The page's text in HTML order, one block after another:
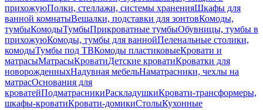
прихожуюПолки, стеллажи, системы храненияШкафы для
ванной комнатыВешалки, подставки для зонтовКомоды,
тумбыКомодыТумбыПрикроватные тумбыОбувницы, тумбы в
прихожуюКомоды, тумбы для ваннойПеленальные столики,
комодыТумбы под ТВКомоды пластиковыеКровати и
матрасыМатрасыКроватиДетские кроватиКроватки для
новорожденныхНадувная мебельНаматрасники, чехлы на
матрасОснования для
кроватейПодматрасникиРаскладушкиКровати-трансформеры,
шкафы-кроватиКровати-домикиСтолыКухонные